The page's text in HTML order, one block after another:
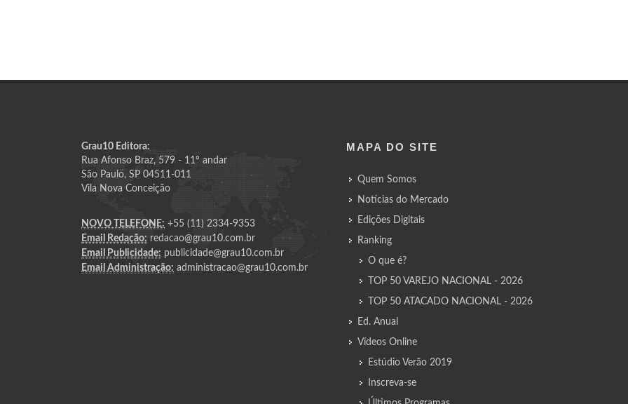
Grau10 Editora:
Rua Afonso Braz, 579 - 11º andar
São Paulo, SP 04511-011
Vila Nova Conceição
NOVO TELEFONE: +55 (11) 2334-9353
Email Redação: redacao@grau10.com.br
Email Publicidade: publicidade@grau10.com.br
Email Administração: administracao@grau10.com.br
MAPA DO SITE
Quem Somos
Notícias do Mercado
Edições Digitais
Ranking
O que é?
TOP 50 VAREJO NACIONAL - 2026
TOP 50 ATACADO NACIONAL - 2026
Ed. Anual
Vídeos Online
Estúdio Verão 2019
Inscreva-se